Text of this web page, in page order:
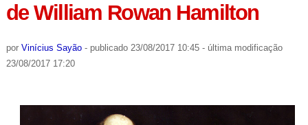
de William Rowan Hamilton
por Vinícius Sayão - publicado23/08/2017 10:45 - última modificação
23/08/2017 17:20